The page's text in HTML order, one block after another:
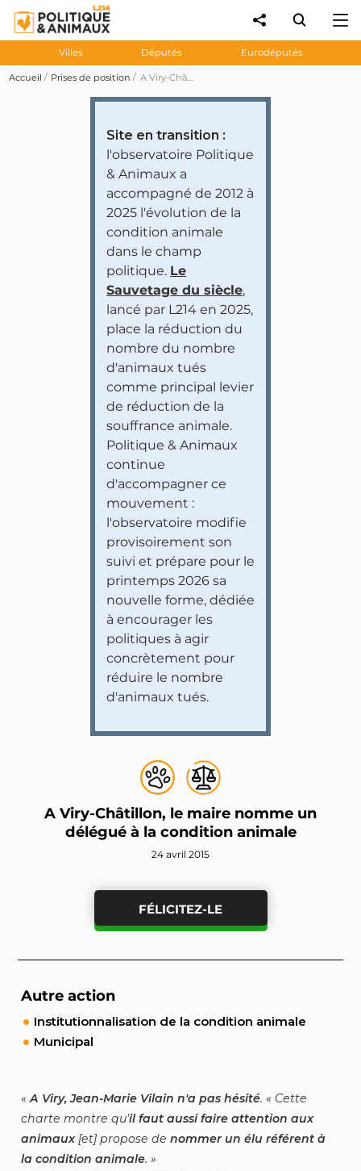
Villes Députés Eurodéputés
Accueil Prises de position A Viry-Châtillon, le maire nomme un délégué à la condition animale
Site en transition :
l'observatoire Politique
& Animaux a
accompagné de 2012 à
2025 l'évolution de la
condition animale
dans le champ
politique. Le
Sauvetage du siècle,
lancé par L214 en 2025,
place la réduction du
nombre du nombre
d'animaux tués
comme principal levier
de réduction de la
souffrance animale.
Politique & Animaux
continue
d'accompagner ce
mouvement :
l'observatoire modifie
provisoirement son
suivi et prépare pour le
printemps 2026 sa
nouvelle forme, dédiée
à encourager les
politiques à agir
concrètement pour
réduire le nombre
d'animaux tués.
A Viry-Châtillon, le maire nomme un
délégué à la condition animale
24 avril 2015
FÉLICITEZ-LE
Autre action
Institutionnalisation de la condition animale
Municipal
A Viry, Jean-Marie Vilain n'a pas hésité. « Cette
charte montre qu'il faut aussi faire attention aux
animaux[et] propose denommer un élu référent à
la condition animale.